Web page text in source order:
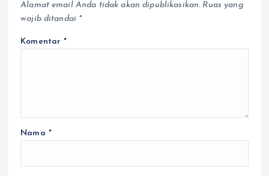
Alamat email Anda tidak akan dipublikasikan. Ruas yang
wajib ditandai *
Komentar*
Nama *